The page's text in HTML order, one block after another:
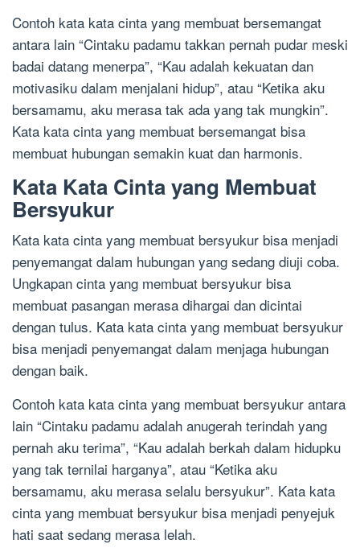
Contoh kata kata cinta yang membuat bersemangat
antara lain “Cintaku padamu takkan pernah pudar meski
badai datang menerpa”, “Kau adalah kekuatan dan
motivasiku dalam menjalani hidup”, atau “Ketika aku
bersamamu, aku merasa tak ada yang tak mungkin”.
Kata kata cinta yang membuat bersemangat bisa
membuat hubungan semakin kuat dan harmonis.
Kata Kata Cinta yang Membuat
Bersyukur
Kata kata cinta yang membuat bersyukur bisa menjadi
penyemangat dalam hubungan yang sedang diuji coba.
Ungkapan cinta yang membuat bersyukur bisa
membuat pasangan merasa dihargai dan dicintai
dengan tulus. Kata kata cinta yang membuat bersyukur
bisa menjadi penyemangat dalam menjaga hubungan
dengan baik.
Contoh kata kata cinta yang membuat bersyukur antara
lain “Cintaku padamu adalah anugerah terindah yang
pernah aku terima”, “Kau adalah berkah dalam hidupku
yang tak ternilai harganya”, atau “Ketika aku
bersamamu, aku merasa selalu bersyukur”. Kata kata
cinta yang membuat bersyukur bisa menjadi penyejuk
hati saat sedang merasa lelah.